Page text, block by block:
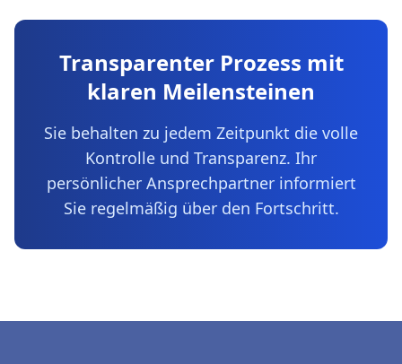
Transparenter Prozess mit
klaren Meilensteinen
Sie behalten zu jedem Zeitpunkt die volle
Kontrolle und Transparenz. Ihr
persönlicher Ansprechpartner informiert
Sie regelmäßig über den Fortschritt.